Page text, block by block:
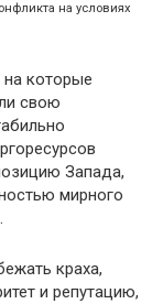
на условиях
на которые
свою
Запада,
мирного
краха,
и репутацию,